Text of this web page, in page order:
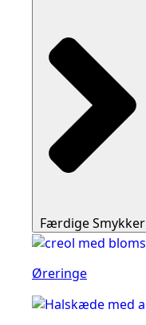
Færdige Smykker
Øreringe